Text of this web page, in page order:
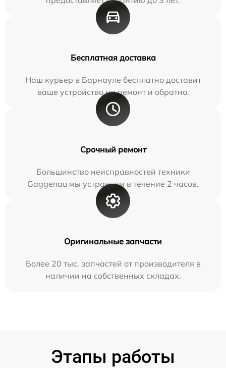
Бесплатная доставка
Наш курьер в Барнауле бесплатно доставит
ваше устройство на ремонт и обратно.
Срочный ремонт
Большинство неисправностей техники
Gaggenau мы устраняем в течение 2 часов.
Оригинальные запчасти
Более 20 тыс. запчастей от производителя в
наличии на собственных складах.
Этапы работы